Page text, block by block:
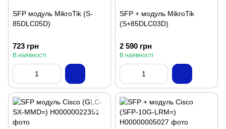
SFP модуль MikroTik (S-
85DLC05D)
723 грн
В наявності
SFP + модуль MikroTik
(S+85DLC03D)
2 590 грн
В наявності